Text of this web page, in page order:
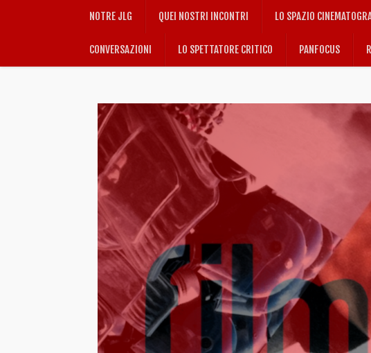
NOTRE JLG QUEI NOSTRI INCONTRI LO SPAZIO
CONVERSAZIONI LO SPETTATORE CRITICO PANFOCUS